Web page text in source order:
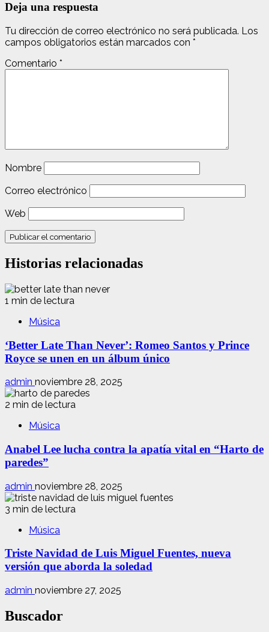
Deja una respuesta
Tu dirección de correo electrónico no será publicada. Los
campos obligatorios están marcados con *
Comentario *
Nombre
Correo electrónico
Web
Historias relacionadas
1 min de lectura
Música
‘Better Late Than Never’: Romeo Santos y Prince
Royce se unen en un álbum único
admin noviembre 28, 2025
2 min de lectura
Música
Anabel Lee lucha contra la apatía vital en “Harto de
paredes”
admin noviembre 28, 2025
3 min de lectura
Música
Triste Navidad de Luis Miguel Fuentes, nueva
versión que aborda la soledad
admin noviembre 27, 2025
Buscador